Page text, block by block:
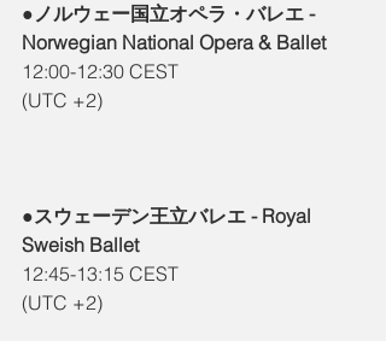
●ノルウェー国立オペラ・バレエ -
Norwegian National Opera & Ballet
12:00-12:30 CEST
(UTC +2)
●スウェーデン王立バレエ - Royal
Sweish Ballet
12:45-13:15 CEST
(UTC +2)